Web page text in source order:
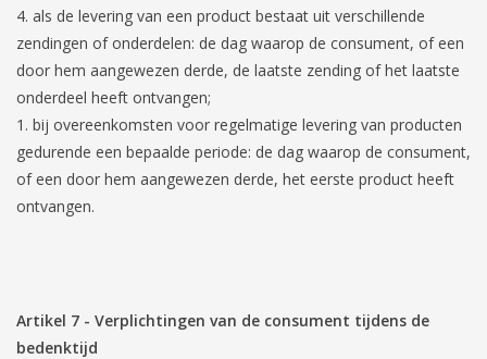
als de levering van een product bestaat uit verschillende
zendingen of onderdelen: de dag waarop de consument, of een
door hem aangewezen derde, de laatste zending of het laatste
onderdeel heeft ontvangen;
bij overeenkomsten voor regelmatige levering van producten
gedurende een bepaalde periode: de dag waarop de consument,
of een door hem aangewezen derde, het eerste product heeft
ontvangen.
Artikel 7 - Verplichtingen van de consument tijdens de
bedenktijd